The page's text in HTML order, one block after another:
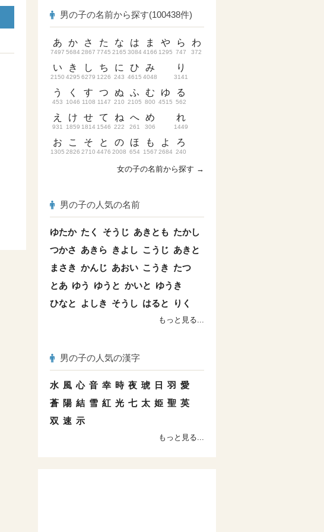
男の子の名前から探す(100438件)
あ
7497
い
2150
う
453
え
931
お
1305
か
5684
き
4295
く
1046
け
1859
こ
2826
さ
2867
し
6279
す
1108
せ
1814
そ
2710
た
7745
ち
1226
つ
1147
て
1546
と
4476
な
2165
に
243
ぬ
210
ね
222
の
2008
は
3084
ひ
4615
ふ
2105
へ
261
ほ
654
ま
4166
み
4048
む
800
め
306
も
1567
や
1295
ゆ
4515
よ
2684
ら
747
り
3141
る
562
れ
1449
ろ
240
わ
372
女の子の名前から探す →
男の子の人気の名前
ゆたか たく そうじ あきとも たかし
つかさ あきら きよし こうじ あきと
まさき かんじ あおい こうき たつ
とあ ゆう ゆうと かいと ゆうき
ひなと
よしき そうし はると りく
もっと見る...
男の子の人気の漢字
水 風 心 音 幸 時 夜 琥 日 羽 愛
蒼 陽 結 雪 紅 光 七 太 姫 聖 英
双 速 示
もっと見る...